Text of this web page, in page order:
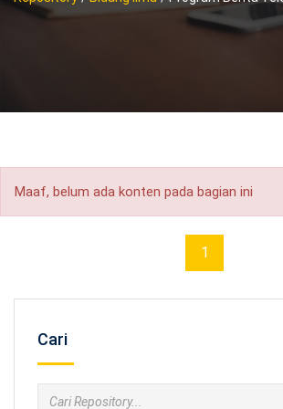
Maaf, belum ada konten pada bagian ini
1
Cari